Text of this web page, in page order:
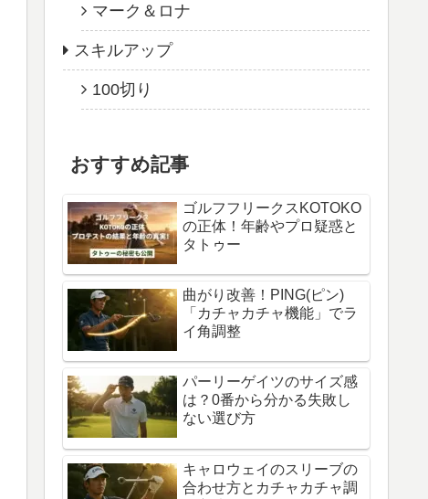
マーク＆ロナ
スキルアップ
100切り
おすすめ記事
ゴルフフリークスKOTOKO
の正体！年齢やプロ疑惑と
タトゥー
曲がり改善！PING(ピン)
「カチャカチャ機能」でラ
イ角調整
パーリーゲイツのサイズ感
は？0番から分かる失敗し
ない選び方
キャロウェイのスリーブの
合わせ方とカチャカチャ調